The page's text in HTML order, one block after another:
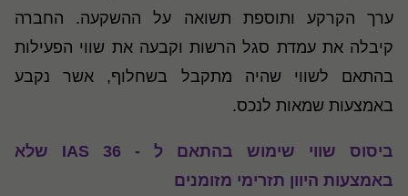
ערך הקרקע ותוספת תשואה על ההשקעה. החברה
קיבלה את עמדת סגל הרשות וקבעה את שווי הפעילות
בהתאם לשווי שהיה מתקבל בשחלוף, אשר נקבע
באמצעות שמאות לנכס.
ביסוס שווי שימוש בהתאם ל - IAS 36 שלא
באמצעות היוון תזרימי מזומנים